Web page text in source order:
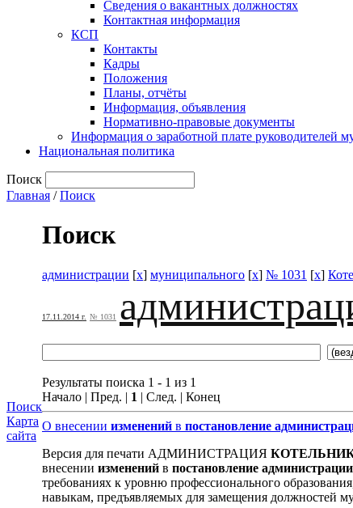
Сведения о вакантных должностях
Контактная информация
КСП
Контакты
Кадры
Положения
Планы, отчёты
Информация, объявления
Нормативно-правовые документы
Информация о заработной плате руководителей
Национальная политика
Поиск
Главная /Поиск
Поиск
Карта
сайта
Поиск
администрации [x] муниципального [x] № 1031 [x]
17.11.2014 г. № 1031
Результаты поиска 1 - 1 из 1
Начало | Пред. | 1 | След. | Конец
О внесении изменений в постановление
Версия для печати АДМИНИСТРАЦИЯ
внесении изменений в постановление администрации
требованиях к уровню профессионального
навыкам, предъявляемых для замещения должностей